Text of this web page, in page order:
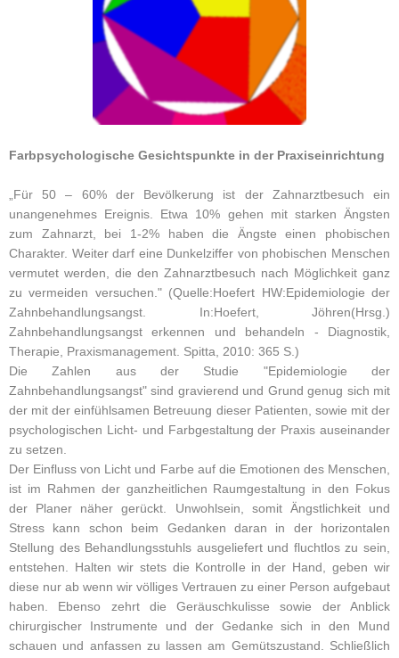
Farbpsychologische Gesichtspunkte in der Praxiseinrichtung
„Für 50 – 60% der Bevölkerung ist der Zahnarztbesuch ein
unangenehmes Ereignis. Etwa 10% gehen mit starken Ängsten
zum Zahnarzt, bei 1-2% haben die Ängste einen phobischen
Charakter. Weiter darf eine Dunkelziffer von phobischen Menschen
vermutet werden, die den Zahnarztbesuch nach Möglichkeit ganz
zu vermeiden versuchen." (Quelle:Hoefert HW:Epidemiologie der
Zahnbehandlungsangst. In:Hoefert, Jöhren(Hrsg.)
Zahnbehandlungsangst erkennen und behandeln - Diagnostik,
Therapie, Praxismanagement. Spitta, 2010: 365 S.)
Die Zahlen aus der Studie "Epidemiologie der
Zahnbehandlungsangst" sind gravierend und Grund genug sich mit
der mit der einfühlsamen Betreuung dieser Patienten, sowie mit der
psychologischen Licht- und Farbgestaltung der Praxis auseinander
zu setzen.
Der Einfluss von Licht und Farbe auf die Emotionen des Menschen,
ist im Rahmen der ganzheitlichen Raumgestaltung in den Fokus
der Planer näher gerückt. Unwohlsein, somit Ängstlichkeit und
Stress kann schon beim Gedanken daran in der horizontalen
Stellung des Behandlungsstuhls ausgeliefert und fluchtlos zu sein,
entstehen. Halten wir stets die Kontrolle in der Hand, geben wir
diese nur ab wenn wir völliges Vertrauen zu einer Person aufgebaut
haben. Ebenso zehrt die Geräuschkulisse sowie der Anblick
chirurgischer Instrumente und der Gedanke sich in den Mund
schauen und anfassen zu lassen am Gemütszustand. Schließlich